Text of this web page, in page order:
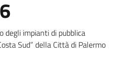
impianti di pubblica
Sud” della Città di Palermo